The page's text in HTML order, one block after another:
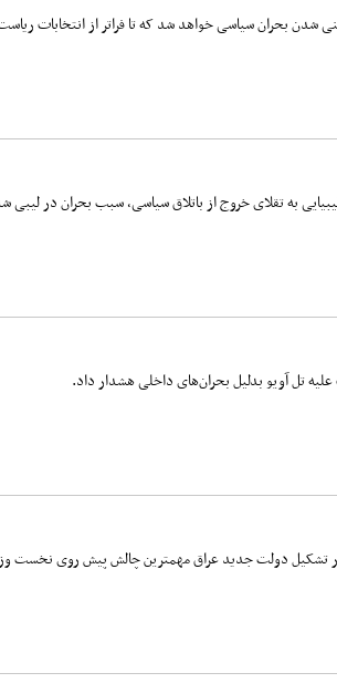
به تقلای خروج از باتلاق سیاسی، سبب بحران در لیبی
تل آویو بدلیل بحران‌های داخلی هشدار داد.
دولت جدید عراق مهمترین چالش پیش روی نخست